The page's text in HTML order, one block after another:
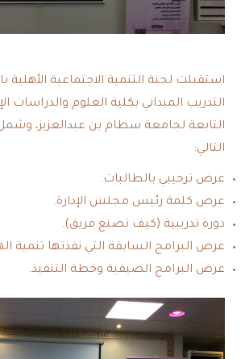
استقبلت لجنة التنمية الاجتماعية الأهلية
التدريب الميداني بكلية العلوم والدراسات
التابعة لجامعة سطام بن عبدالعزيز، وشمل
التالي:
عرض ترحيبي بالطالبات.
عرص كلمة رئيس مجلس الإدارة.
دورة تدريبية (كيف تصنع فريق).
عرض البرامج السابقة التي نفذتها تنمية
عرض البرامج الصيفية وخطة التنفيذ.